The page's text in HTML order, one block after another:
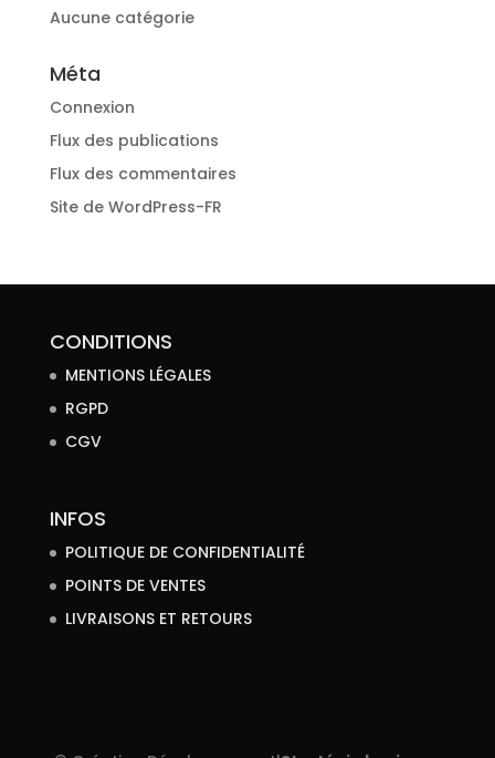
Aucune catégorie
Méta
Connexion
Flux des publications
Flux des commentaires
Site de WordPress-FR
CONDITIONS
MENTIONS LÉGALES
RGPD
CGV
INFOS
POLITIQUE DE CONFIDENTIALITÉ
POINTS DE VENTES
LIVRAISONS ET RETOURS